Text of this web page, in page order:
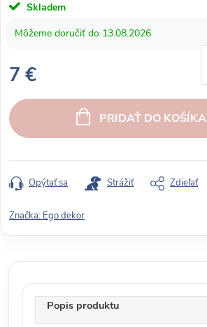
Skladem
13.08.2026
7 €
e
d
o
t
o
PRIDAŤ DO KOŠÍKA
Opýtať sa Strážiť Zdieľať
Značka: Ego dekor
Popis produktu